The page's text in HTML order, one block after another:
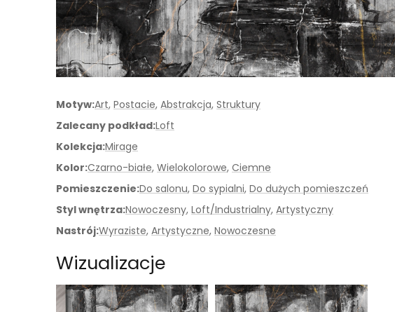
Motyw:Art, Postacie, Abstrakcja, Struktury
Zalecany podkład:Loft
Kolekcja:Mirage
Kolor:Czarno-białe, Wielokolorowe, Ciemne
Pomieszczenie:Do salonu, Do sypialni, Do dużych pomieszczeń
Styl wnętrza:Nowoczesny, Loft/Industrialny, Artystyczny
Nastrój:Wyraziste, Artystyczne, Nowoczesne
Wizualizacje